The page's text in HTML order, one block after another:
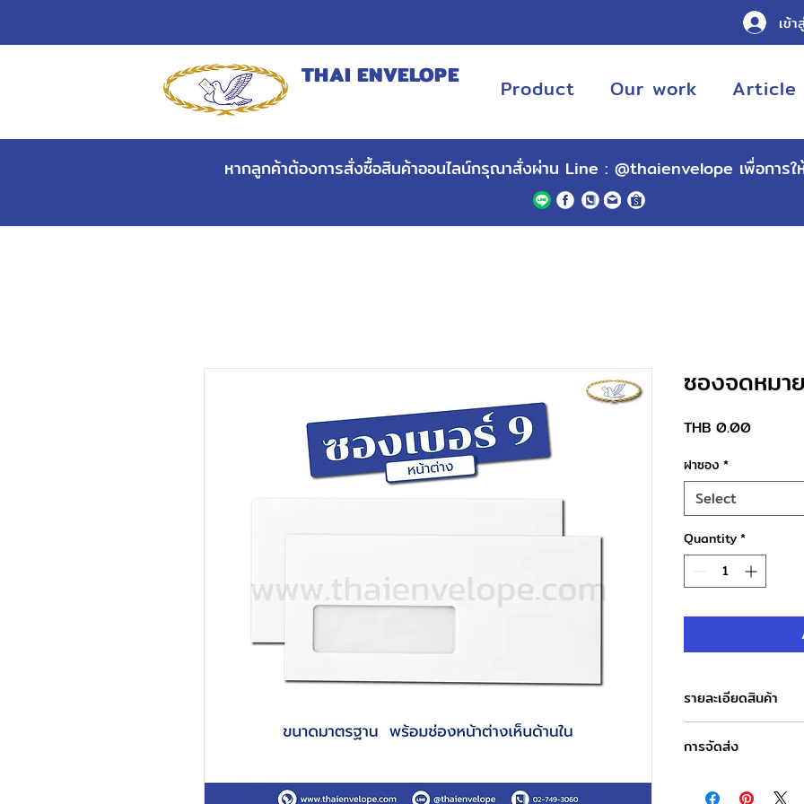
เข้า
THAI ENVELOPE Product Our work Article
หากลูกค้าต้องการสั่งซื้อสินค้าออนไลน์กรุณาสั่งผ่าน Line : @thaienvelope เพื่อการ
ซองจดหมา
THB 0.00Price
ฝาซอง *
Select
Quantity*
รายละเอียดสินค้า
ขนาดซอง : 23.2 x
ชนิดกระดาษ : กระดา
การจัดส่ง
จันทร์-เสาร์ : 8.00-